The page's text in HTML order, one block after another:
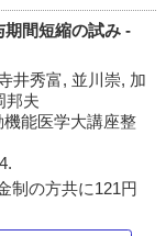
期間短縮の試み -
井秀富, 並川崇, 加
邦夫
能医学大講座整
制の方共に121円